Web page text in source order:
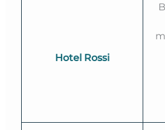
Hotel Rossi